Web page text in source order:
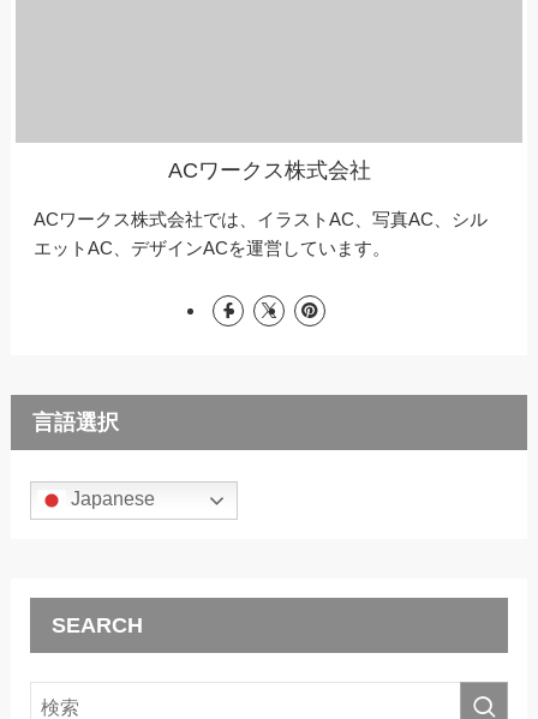
ACワークス株式会社
ACワークス株式会社では、イラストAC、写真AC、シル
エットAC、デザインACを運営しています。
言語選択
Japanese
SEARCH